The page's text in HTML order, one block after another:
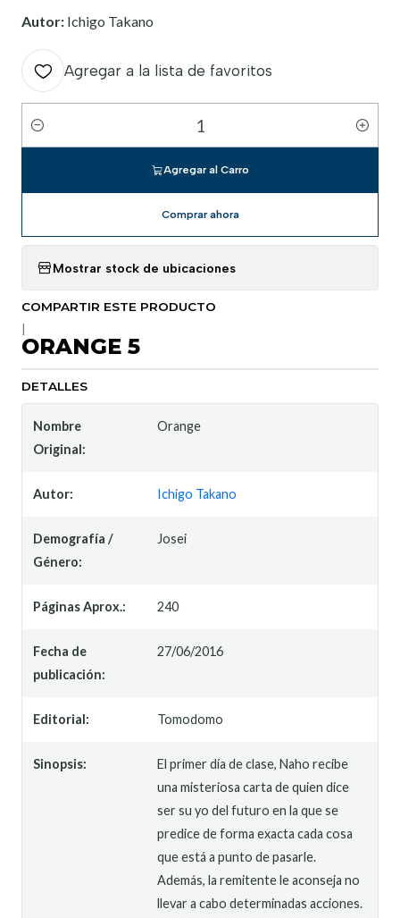
Autor: Ichigo Takano
Agregar a la lista de favoritos
Cantidad
Agregar al Carro
Comprar ahora
Mostrar stock de ubicaciones
COMPARTIR ESTE PRODUCTO
ORANGE 5
DETALLES
Nombre
Original:
Orange
Autor: Ichigo Takano
Demografía /
Género:
Josei
Páginas Aprox.: 240
Fecha de
publicación:
27/06/2016
Editorial: Tomodomo
Sinopsis:
El primer día de clase, Naho recibe
una misteriosa carta de quien dice
ser su yo del futuro en la que se
predice de forma exacta cada cosa
que está a punto de pasarle.
Además, la remitente le aconseja no
llevar a cabo determinadas acciones.